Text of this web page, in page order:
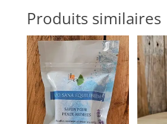
Produits similaires